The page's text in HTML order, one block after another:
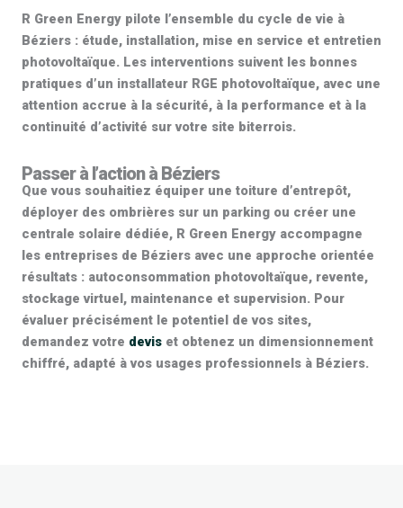
R Green Energy pilote l’ensemble du cycle de vie à
Béziers : étude, installation, mise en service et entretien
photovoltaïque. Les interventions suivent les bonnes
pratiques d’un installateur RGE photovoltaïque, avec une
attention accrue à la sécurité, à la performance et à la
continuité d’activité sur votre site biterrois.
Passer à l’action à Béziers
Que vous souhaitiez équiper une toiture d’entrepôt,
déployer des ombrières sur un parking ou créer une
centrale solaire dédiée, R Green Energy accompagne
les entreprises de Béziers avec une approche orientée
résultats : autoconsommation photovoltaïque, revente,
stockage virtuel, maintenance et supervision. Pour
évaluer précisément le potentiel de vos sites,
demandez votre devis et obtenez un dimensionnement
chiffré, adapté à vos usages professionnels à Béziers.